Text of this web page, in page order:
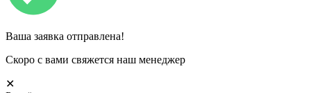
Ваша заявка отправлена!
Скоро с вами свяжется наш менеджер
✕